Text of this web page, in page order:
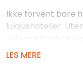
Ikke forvent bare
luksushoteller.
landsbyopphold
LES MERE